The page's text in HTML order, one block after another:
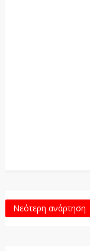
Νεότερη ανάρτηση